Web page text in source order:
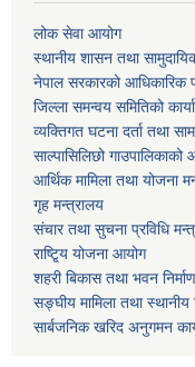
लोक सेवा आयोग
स्थानीय शासन तथा
नेपाल सरकारको आधिकारिक
जिल्ला समन्वय समितिको
व्यक्तिगत घटना दर्ता तथा
साल्पासिलिछो
आर्थिक मामिला तथा योजना
गृह मन्त्रालय
संचार तथा सुचना प्रविधि
राष्टि्ृय योजना आयोग
शहरी बिकास तथा भवन
सङ्घीय मामिला तथा स्थानीय
सार्बजनिक खरिद अनुगमन